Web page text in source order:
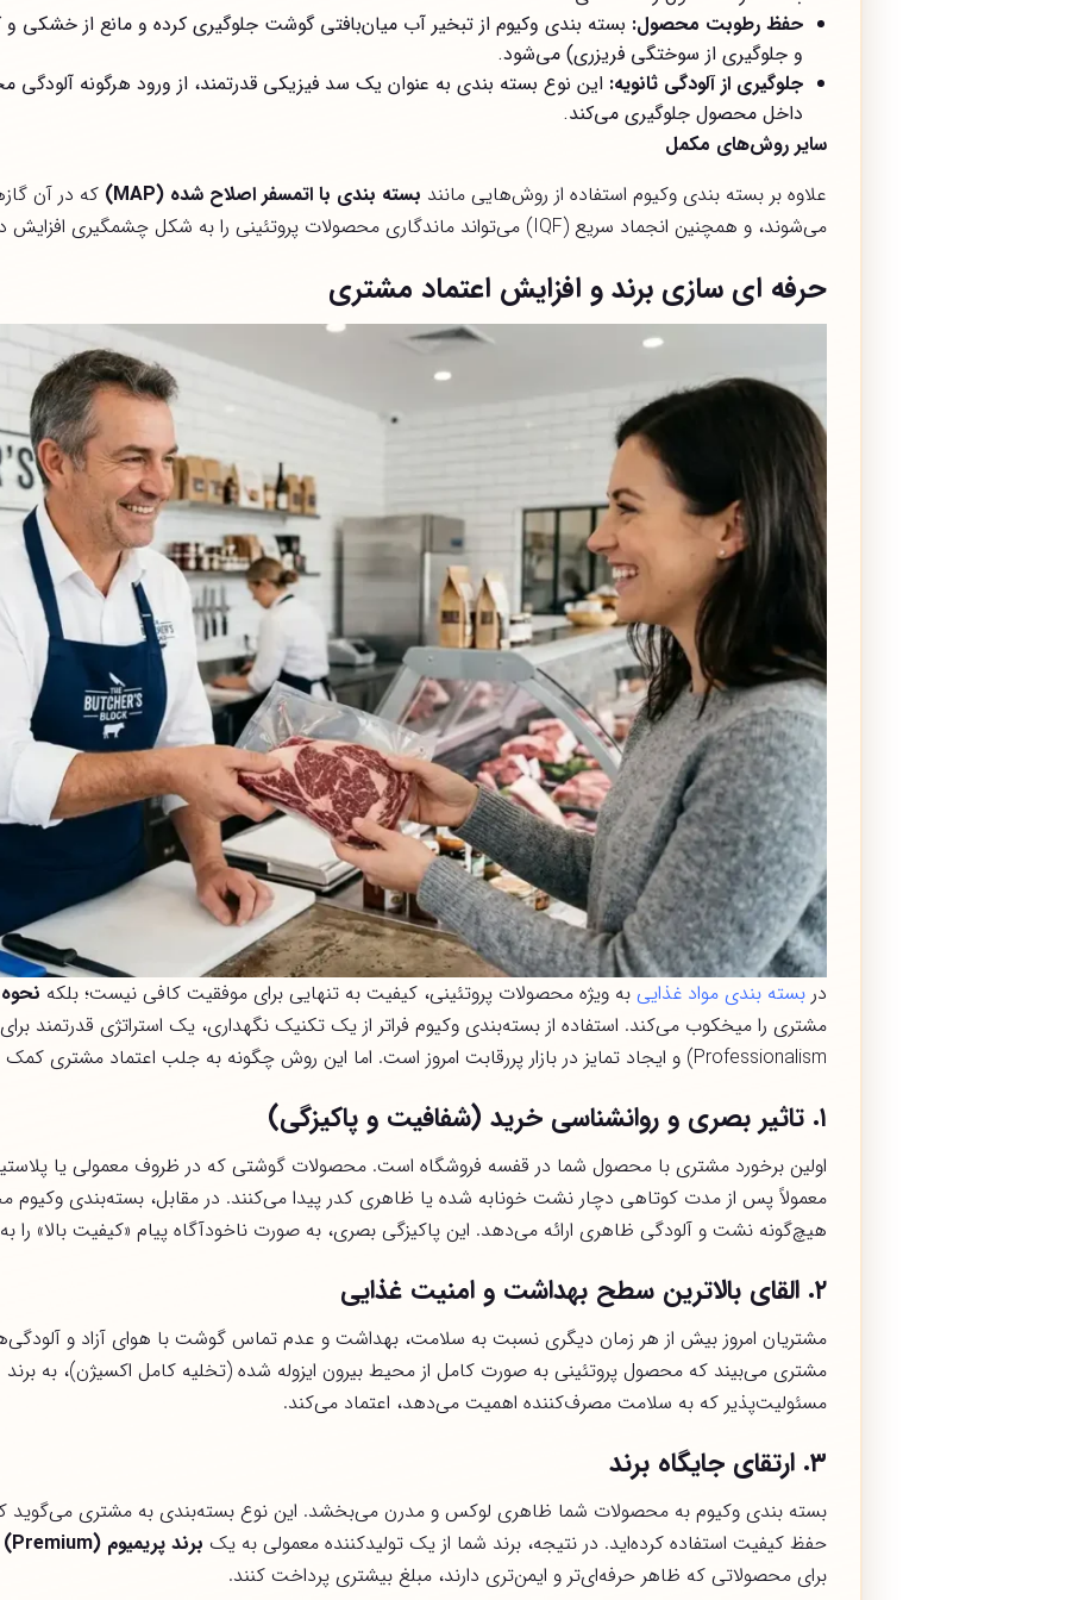
حفظ رطوبت محصول: بسته بندی وکیوم از تبخیر آب میان‌بافتی گوشت جلوگیری کرده و مانع از خشکی
و جلوگیری از سوختگی فریزری) می‌شود.
جلوگیری از آلودگی ثانویه: این نوع بسته بندی به عنوان یک سد فیزیکی قدرتمند، از ورود هرگونه
داخل محصول جلوگیری می‌کند.
سایر روش‌های مکمل
علاوه بر بسته بندی وکیوم استفاده از روش‌هایی مانند بسته بندی با اتمسفر اصلاح شده (MAP)
که در آن
می‌شوند، و همچنین انجماد سریع (IQF) می‌تواند ماندگاری محصولات پروتئینی را به شکل چشمگیری افزایش دهد.
حرفه ای سازی برند و افزایش اعتماد مشتری
در بسته بندی مواد غذایی به ویژه محصولات پروتئینی، کیفیت به تنهایی برای موفقیت کافی نیست؛ بلکه
Professionalism) و ایجاد تمایز در بازار پررقابت امروز است. اما این روش چگونه به جلب اعتماد مشتری کمک می‌کند؟
۱. تاثیر بصری و روانشناسی خرید (شفافیت و پاکیزگی)
اولین برخورد مشتری با محصول شما در قفسه فروشگاه است. محصولات گوشتی که در ظروف معمولی یا
معمولاً پس از مدت کوتاهی دچار نشت خونابه شده یا ظاهری کدر پیدا می‌کنند. در مقابل، بسته‌بندی وکیوم
هیچ‌گونه نشت و آلودگی ظاهری ارائه می‌دهد. این پاکیزگی بصری، به صورت ناخودآگاه پیام «کیفیت بالا» را
۲. القای بالاترین سطح بهداشت و امنیت غذایی
مشتریان امروز بیش از هر زمان دیگری نسبت به سلامت، بهداشت و عدم تماس گوشت با هوای آزاد و
مشتری می‌بیند که محصول پروتئینی به صورت کامل از محیط بیرون ایزوله شده (تخلیه کامل اکسیژن)، به برند
مسئولیت‌پذیر که به سلامت مصرف‌کننده اهمیت می‌دهد، اعتماد می‌کند.
۳. ارتقای جایگاه برند
بسته بندی وکیوم به محصولات شما ظاهری لوکس و مدرن می‌بخشد. این نوع بسته‌بندی به مشتری می‌گوید که
حفظ کیفیت استفاده کرده‌اید. در نتیجه، برند شما از یک تولیدکننده معمولی به یک برند پریمیوم (Premium)
برای محصولاتی که ظاهر حرفه‌ای‌تر و ایمن‌تری دارند، مبلغ بیشتری پرداخت کنند.